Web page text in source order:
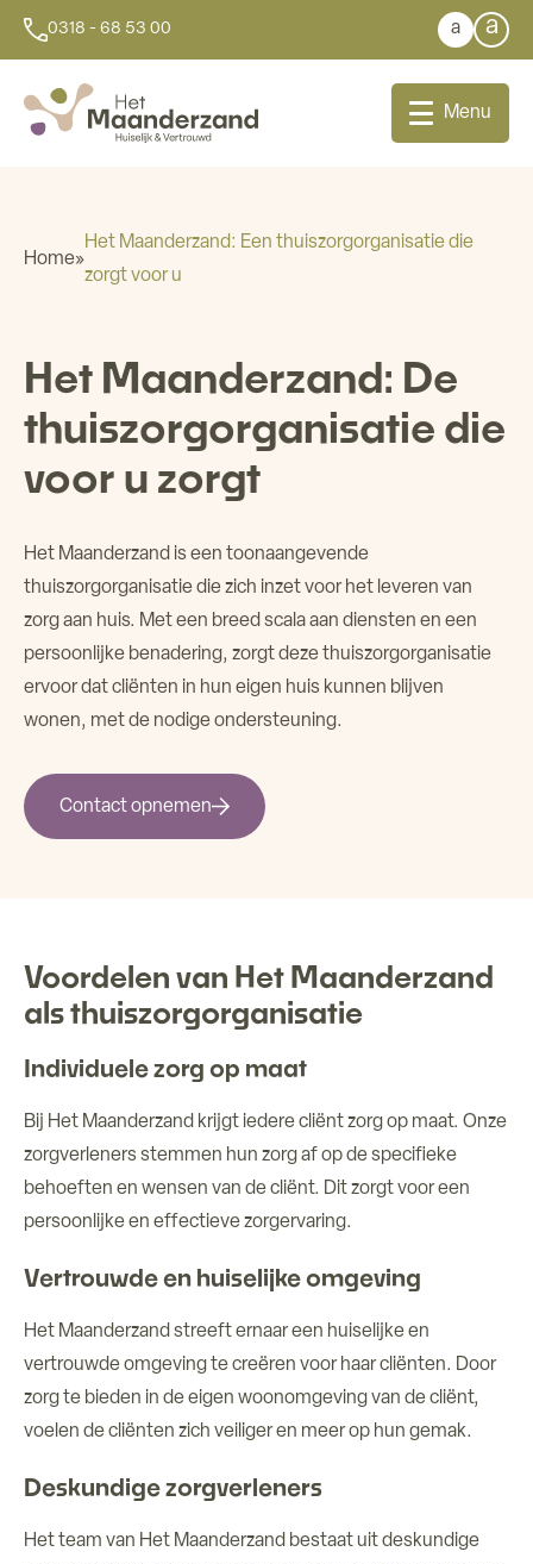
0318 - 68 53 00 a a
Bij u thuis
Aanleunwoningen
Wonen
Verhuur ruimtes
Contact
Menu
Home»
Het Maanderzand: Een thuiszorgorganisatie die
zorgt voor u
Het Maanderzand: De
thuiszorgorganisatie die
voor u zorgt
Het Maanderzand is een toonaangevende
thuiszorgorganisatie die zich inzet voor het leveren van
zorg aan huis. Met een breed scala aan diensten en een
persoonlijke benadering, zorgt deze thuiszorgorganisatie
ervoor dat cliënten in hun eigen huis kunnen blijven
wonen, met de nodige ondersteuning.
Contact opnemen
Voordelen van Het Maanderzand
als thuiszorgorganisatie
Individuele zorg op maat
Bij Het Maanderzand krijgt iedere cliënt zorg op maat. Onze
zorgverleners stemmen hun zorg af op de specifieke
behoeften en wensen van de cliënt. Dit zorgt voor een
persoonlijke en effectieve zorgervaring.
Vertrouwde en huiselijke omgeving
Het Maanderzand streeft ernaar een huiselijke en
vertrouwde omgeving te creëren voor haar cliënten. Door
zorg te bieden in de eigen woonomgeving van de cliënt,
voelen de cliënten zich veiliger en meer op hun gemak.
Deskundige zorgverleners
Het team van Het Maanderzand bestaat uit deskundige